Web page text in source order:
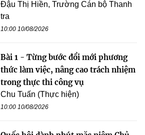
Đậu Thị Hiền, Trường Cán bộ Thanh
tra
10:00 10/08/2026
Bài 1 - Từng bước đổi mới phương
thức làm việc, nâng cao trách nhiệm
trong thực thi công vụ
Chu Tuấn (Thực hiện)
10:00 10/08/2026